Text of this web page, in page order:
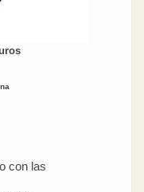
con las